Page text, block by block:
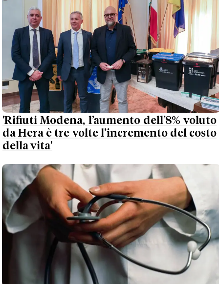
'Rifiuti Modena, l’aumento dell’8% voluto
da Hera è tre volte l’incremento del costo
della vita'